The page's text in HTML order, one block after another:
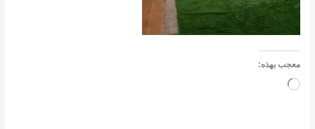
معجب بهذه:
جاري